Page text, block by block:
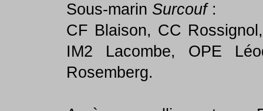
Sous-marin Surcouf:
CF Blaison, CC
IM2 Lacombe, OPE
Rosemberg.